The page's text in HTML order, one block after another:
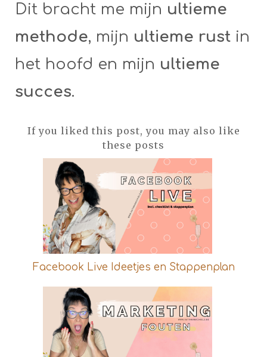
Dit bracht me mijn ultieme
methode, mijn ultieme rust in
het hoofd en mijn ultieme
succes.
If you liked this post, you may also like
these posts
Facebook Live Ideetjes en Stappenplan